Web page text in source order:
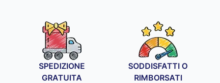
SPEDIZIONE
GRATUITA
SODDISFATTI O
RIMBORSATI